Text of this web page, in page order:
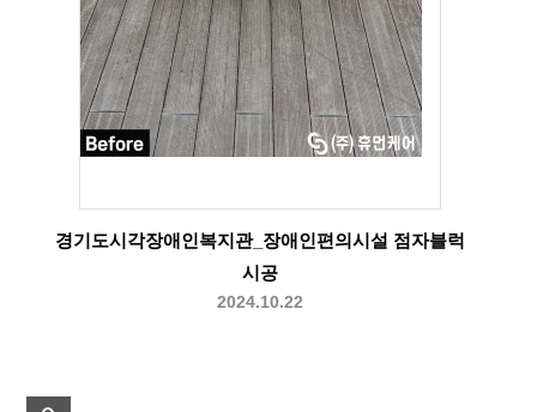
경기도시각장애인복지관_장애인편의시설 점자블럭
시공
2024.10.22